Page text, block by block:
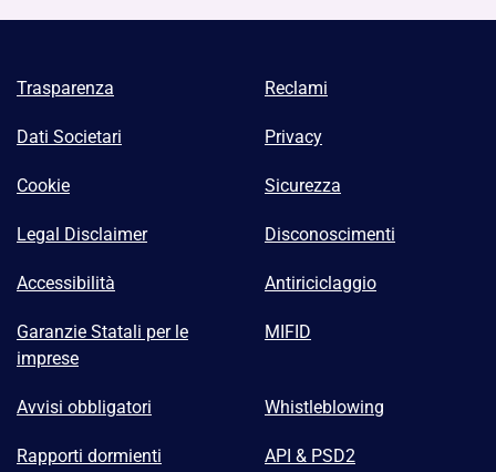
Trasparenza Reclami
Dati Societari Privacy
Cookie Sicurezza
Legal Disclaimer Disconoscimenti
Accessibilità Antiriciclaggio
Garanzie Statali per le
imprese
MIFID
Avvisi obbligatori Whistleblowing
Rapporti dormienti API & PSD2